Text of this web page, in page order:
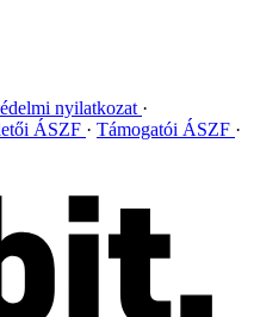
nyilatkozat
ÁSZF
Támogatói ÁSZF